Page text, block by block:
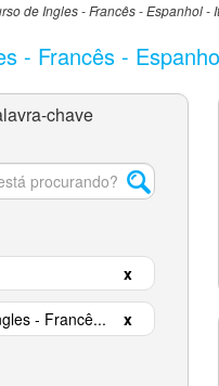
de Ingles - Francês - Espanhol -
- Francês -
chave
x
- Francê... x